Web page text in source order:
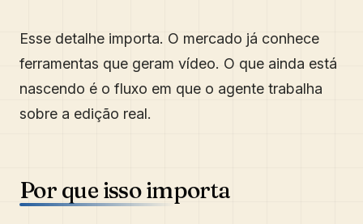
Esse detalhe importa. O mercado já conhece
ferramentas que geram vídeo. O que ainda está
nascendo é o fluxo em que o agente trabalha
sobre a edição real.
Por que isso importa